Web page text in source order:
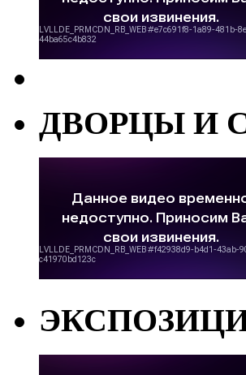
ДВОРЦЫ И